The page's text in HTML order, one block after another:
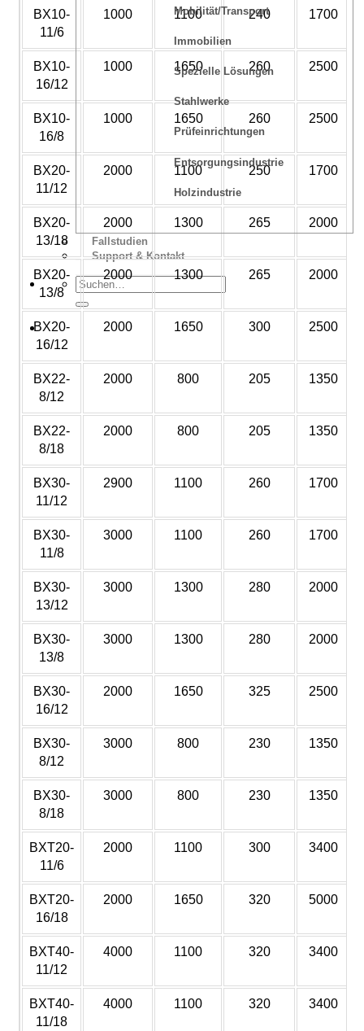
Mobilität/Transport
Immobilien
Spezielle Lösungen
Stahlwerke
Prüfeinrichtungen
Entsorgungsindustrie
Holzindustrie
Fallstudien
Support & Kontakt
Angebot
BX10-
11/6
1000 1100 240 1700
BX10-
16/12
1000 1650 260 2500
BX10-
16/8
1000 1650 260 2500
BX20-
11/12
2000 1100 250 1700
BX20-
13/18
2000 1300 265 2000
BX20-
13/8
2000 1300 265 2000
BX20-
16/12
2000 1650 300 2500
BX22-
8/12
2000 800 205 1350
BX22-
8/18
2000 800 205 1350
BX30-
11/12
2900 1100 260 1700
BX30-
11/8
3000 1100 260 1700
BX30-
13/12
3000 1300 280 2000
BX30-
13/8
3000 1300 280 2000
BX30-
16/12
2000 1650 325 2500
BX30-
8/12
3000 800 230 1350
BX30-
8/18
3000 800 230 1350
BXT20-
11/6
2000 1100 300 3400
BXT20-
16/18
2000 1650 320 5000
BXT40-
11/12
4000 1100 320 3400
BXT40-
11/18
4000 1100 320 3400